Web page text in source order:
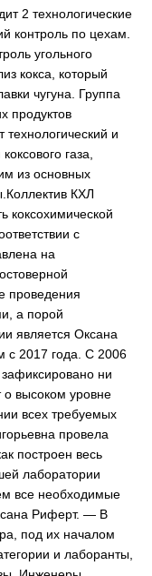
2 технологические
контроль по цехам.
угольного
кокса, который
чугуна. Группа
продуктов
технологический и
газа,
из основных
КХЛ
коксохимической
с
на
проведения
а порой
является Оксана
с 2017 года. С 2006
ни
о высоком уровне
всех требуемых
провела
построен весь
лаборатории
все необходимые
Риферт. — В
под их началом
и лаборанты,